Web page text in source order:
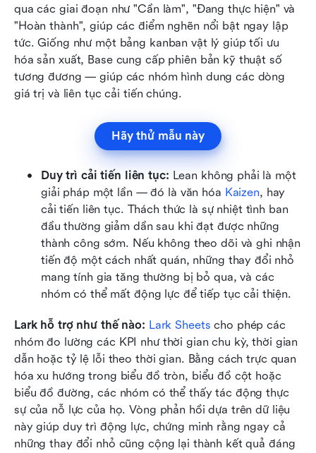
qua các giai đoạn như "Cần làm", "Đang thực hiện" và
"Hoàn thành", giúp các điểm nghẽn nổi bật ngay lập
tức. Giống như một bảng kanban vật lý giúp tối ưu
hóa sản xuất, Base cung cấp phiên bản kỹ thuật số
tương đương — giúp các nhóm hình dung các dòng
giá trị và liên tục cải tiến chúng.
Hãy thử mẫu này
Duy trì cải tiến liên tục: Lean không phải là một
giải pháp một lần — đó là văn hóa Kaizen, hay
cải tiến liên tục. Thách thức là sự nhiệt tình ban
đầu thường giảm dần sau khi đạt được những
thành công sớm. Nếu không theo dõi và ghi nhận
tiến độ một cách nhất quán, những thay đổi nhỏ
mang tính gia tăng thường bị bỏ qua, và các
nhóm có thể mất động lực để tiếp tục cải thiện.
Lark hỗ trợ như thế nào: Lark Sheets cho phép các
nhóm đo lường các KPI như thời gian chu kỳ, thời gian
dẫn hoặc tỷ lệ lỗi theo thời gian. Bằng cách trực quan
hóa xu hướng trong biểu đồ tròn, biểu đồ cột hoặc
biểu đồ đường, các nhóm có thể thấy tác động thực
sự của nỗ lực của họ. Vòng phản hồi dựa trên dữ liệu
này giúp duy trì động lực, chứng minh rằng ngay cả
những thay đổi nhỏ cũng cộng lại thành kết quả đáng